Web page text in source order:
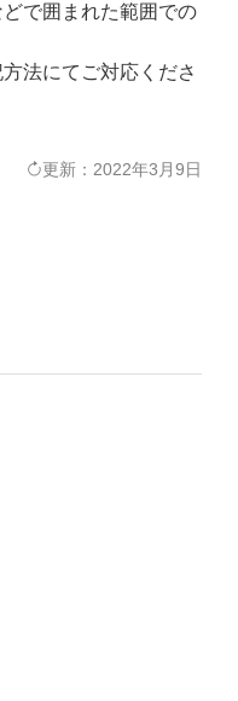
で囲まれた範囲での
法にてご対応くださ
更新：2022年3月9日